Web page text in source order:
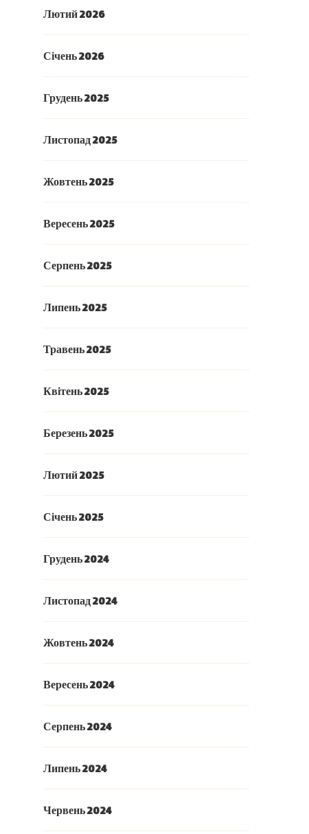
Лютий 2026
Січень 2026
Грудень 2025
Листопад 2025
Жовтень 2025
Вересень 2025
Серпень 2025
Липень 2025
Травень 2025
Квітень 2025
Березень 2025
Лютий 2025
Січень 2025
Грудень 2024
Листопад 2024
Жовтень 2024
Вересень 2024
Серпень 2024
Липень 2024
Червень 2024